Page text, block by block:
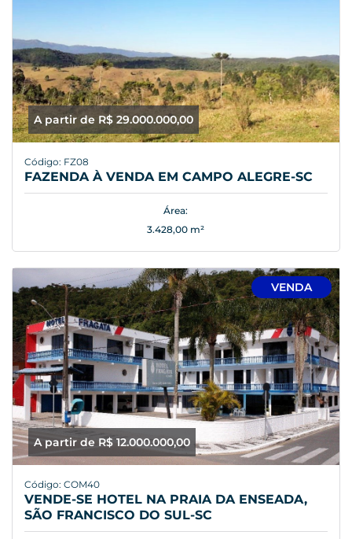
A partir de R$ 29.000.000,00
Código: FZ08
FAZENDA À VENDA EM CAMPO ALEGRE-SC
Área:
3.428,00 m²
A partir de R$ 12.000.000,00
VENDA
Código: COM40
VENDE-SE HOTEL NA PRAIA DA ENSEADA,
SÃO FRANCISCO DO SUL-SC